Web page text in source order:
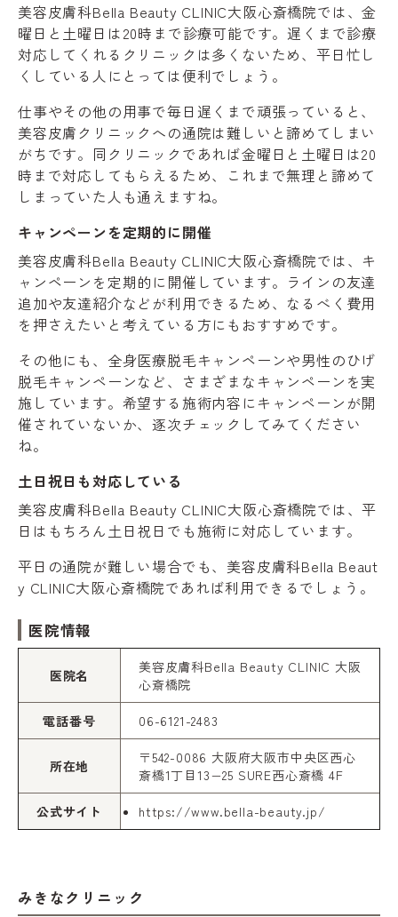
美容皮膚科Bella Beauty CLINIC大阪心斎橋院では、金
曜日と土曜日は20時まで診療可能です。遅くまで診療
対応してくれるクリニックは多くないため、平日忙し
くしている人にとっては便利でしょう。
仕事やその他の用事で毎日遅くまで頑張っていると、
美容皮膚クリニックへの通院は難しいと諦めてしまい
がちです。同クリニックであれば金曜日と土曜日は20
時まで対応してもらえるため、これまで無理と諦めて
しまっていた人も通えますね。
キャンペーンを定期的に開催
美容皮膚科Bella Beauty CLINIC大阪心斎橋院では、キ
ャンペーンを定期的に開催しています。ラインの友達
追加や友達紹介などが利用できるため、なるべく費用
を押さえたいと考えている方にもおすすめです。
その他にも、全身医療脱毛キャンペーンや男性のひげ
脱毛キャンペーンなど、さまざまなキャンペーンを実
施しています。希望する施術内容にキャンペーンが開
催されていないか、逐次チェックしてみてください
ね。
土日祝日も対応している
美容皮膚科Bella Beauty CLINIC大阪心斎橋院では、平
日はもちろん土日祝日でも施術に対応しています。
平日の通院が難しい場合でも、美容皮膚科Bella Beaut
y CLINIC大阪心斎橋院であれば利用できるでしょう。
医院情報
医院名
美容皮膚科Bella Beauty CLINIC 大阪
心斎橋院
電話番号 06-6121-2483
所在地
〒542-0086 大阪府大阪市中央区西心
斎橋1丁目13−25 SURE西心斎橋 4F
公式サイト https://www.bella-beauty.jp/
みきなクリニック